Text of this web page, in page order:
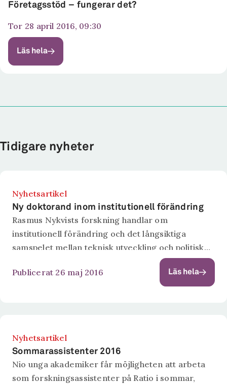
Företagsstöd – fungerar det?
tor 28 april 2016, 09:30
Läs hela
Tidigare nyheter
Nyhetsartikel
Ny doktorand inom institutionell förändring
Rasmus Nykvists forskning handlar om
institutionell förändring och det långsiktiga
samspelet mellan teknisk utveckling och politisk
förändring. Sedan april är han doktorand inom
företagsekonomi med inriktning på strategi och
marknadsföring på Örebro universitet och Ratio....
Publicerat 26 maj 2016 Läs hela
Nyhetsartikel
Sommarassistenter 2016
Nio unga akademiker får möjligheten att arbeta
som forskningsassistenter på Ratio i sommar,